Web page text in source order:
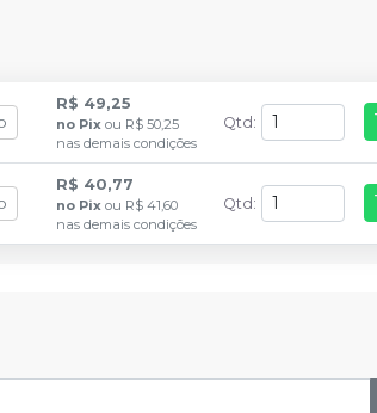
R$ 49,25
no Pix ou R$ 50,25
nas demais condições
Qtd :
R$ 40,77
no Pix ou R$ 41,60
nas demais condições
Qtd :